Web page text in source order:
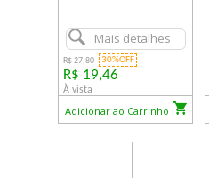
Mais detalhes
R$ 27,80 30%OFF
R$ 19,46
À vista
Adicionar ao Carrinho